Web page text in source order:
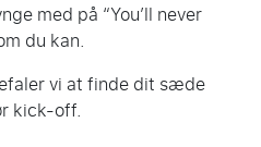
med på “You’ll never
du kan.
vi at finde dit sæde
kick-off.